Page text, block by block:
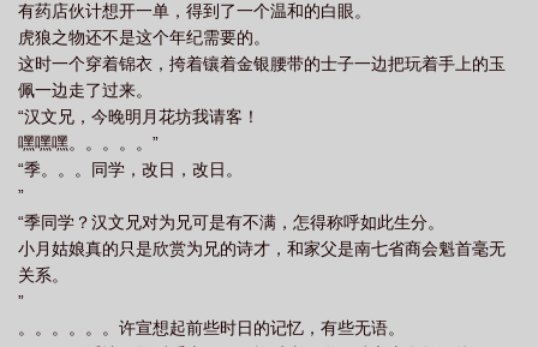
有药店伙计想开一单，得到了一个温和的白眼。
虎狼之物还不是这个年纪需要的。
这时一个穿着锦衣，挎着镶着金银腰带的士子一边把玩着手上的玉
佩一边走了过来。
“汉文兄，今晚明月花坊我请客！
嘿嘿嘿。。。。。”
“季。。。同学，改日，改日。
”
“季同学？汉文兄对为兄可是有不满，怎得称呼如此生分。
小月姑娘真的只是欣赏为兄的诗才，和家父是南七省商会魁首毫无
关系。
”
。。。。。。许宣想起前些时日的记忆，有些无语。